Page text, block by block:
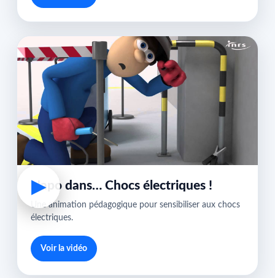
▶
Napo dans… Chocs électriques !
Une animation pédagogique pour sensibiliser aux chocs
électriques.
Voir la vidéo